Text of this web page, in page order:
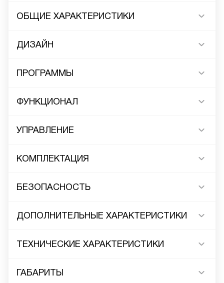
ОБЩИЕ ХАРАКТЕРИСТИКИ
ДИЗАЙН
ПРОГРАММЫ
ФУНКЦИОНАЛ
УПРАВЛЕНИЕ
КОМПЛЕКТАЦИЯ
БЕЗОПАСНОСТЬ
ДОПОЛНИТЕЛЬНЫЕ ХАРАКТЕРИСТИКИ
ТЕХНИЧЕСКИЕ ХАРАКТЕРИСТИКИ
ГАБАРИТЫ